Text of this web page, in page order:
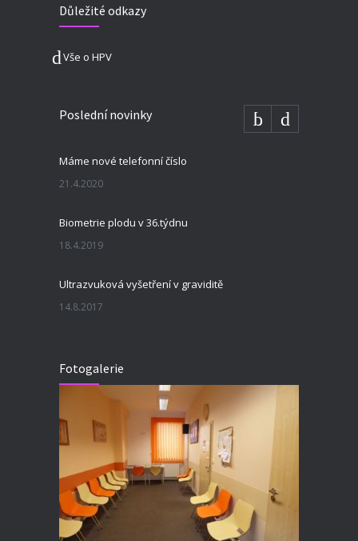
Důležité odkazy
Vše o HPV
Poslední novinky
Máme nové telefonní číslo
21.4.2020
Biometrie plodu v 36.týdnu
18.4.2019
Ultrazvuková vyšetření v graviditě
14.8.2017
Fotogalerie